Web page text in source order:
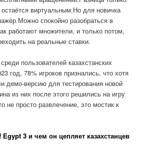
виртуальным.Но для новичка
спокойно разобраться в
работают множители, и только потом,
на реальные ставки.
пользователей казахстанских
год, 78% игроков признались, что хотя
демо-версию для тестирования новой
из них после этого решились на игру
не просто развлечение, это мостик к
3 и чем он цепляет казахстанцев